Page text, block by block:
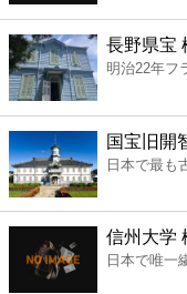
エンタメ
レジャー
書店
ファミレス
長野県宝
明治22年フ
国宝旧開
日本で最も
信州大学
日本で唯一